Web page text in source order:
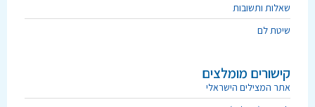
שאלות ותשובות
שיטת לם
קישורים מומלצים
אתר המצילים הישראלי